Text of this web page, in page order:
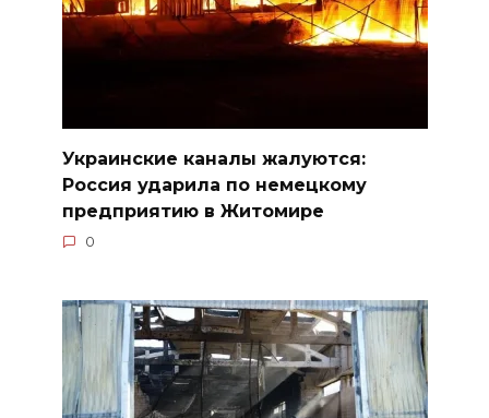
Украинские каналы жалуются:
Россия ударила по немецкому
предприятию в Житомире
0